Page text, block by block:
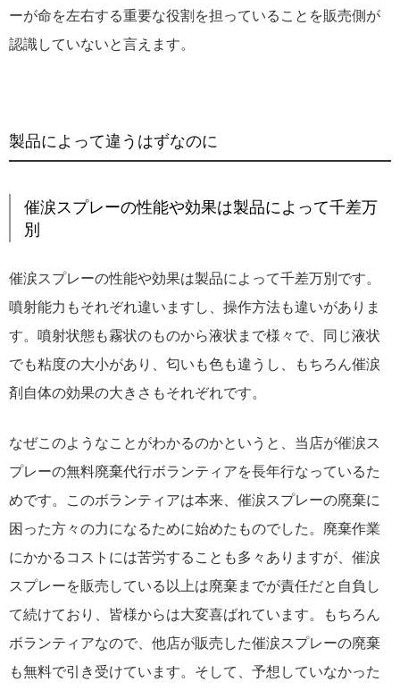
ーが命を左右する重要な役割を担っていることを販売側が
認識していないと言えます。
製品によって違うはずなのに
催涙スプレーの性能や効果は製品によって千差万
別
催涙スプレーの性能や効果は製品によって千差万別です。
噴射能力もそれぞれ違いますし、操作方法も違いがありま
す。噴射状態も霧状のものから液状まで様々で、同じ液状
でも粘度の大小があり、匂いも色も違うし、もちろん催涙
剤自体の効果の大きさもそれぞれです。
なぜこのようなことがわかるのかというと、当店が催涙ス
プレーの無料廃棄代行ボランティアを長年行なっているた
めです。このボランティアは本来、催涙スプレーの廃棄に
困った方々の力になるために始めたものでした。廃棄作業
にかかるコストには苦労することも多々ありますが、催涙
スプレーを販売している以上は廃棄までが責任だと自負し
て続けており、皆様からは大変喜ばれています。もちろん
ボランティアなので、他店が販売した催涙スプレーの廃棄
も無料で引き受けています。そして、予想していなかった